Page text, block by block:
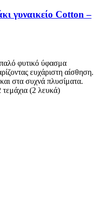
γυναικείο Cotton –
φυτικό ύφασμα
ευχάριστη αίσθηση.
στα συχνά πλυσίματα.
(2 λευκά)